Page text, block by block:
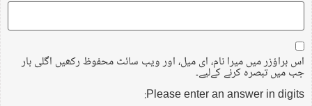
اس براؤزر میں میرا نام، ای میل، اور ویب سائٹ محفوظ رکھیں اگلی بار
جب میں تبصرہ کرنے کےلیے۔
Please enter an answer in digits: